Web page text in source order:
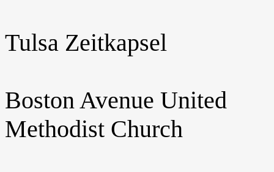
Tulsa Zeitkapsel
Boston Avenue United
Methodist Church